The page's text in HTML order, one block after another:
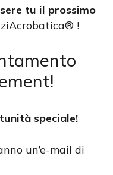
tu il prossimo
!
speciale!
un’e-mail di